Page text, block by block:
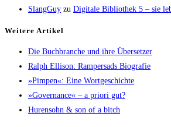
SlangGuy zu Digi­ta­le Biblio­thek 5 – sie
Wei­te­re Artikel
Die Buch­bran­che und ihre Übersetzer
Ralph Elli­son: Ram­pers­ads Biografie
»Pim­pen«: Eine Wortgeschichte
»Gover­nan­ce« – a prio­ri gut?
Huren­sohn & son of a bitch